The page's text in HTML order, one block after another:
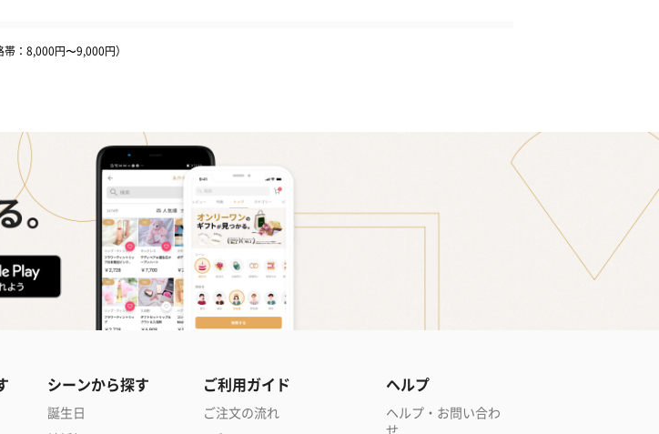
：8,000円〜9,000円）
シーンから探す
誕生日
ご利用ガイド
ご注文の流れ
ヘルプ
ヘルプ・お問い合わ
せ